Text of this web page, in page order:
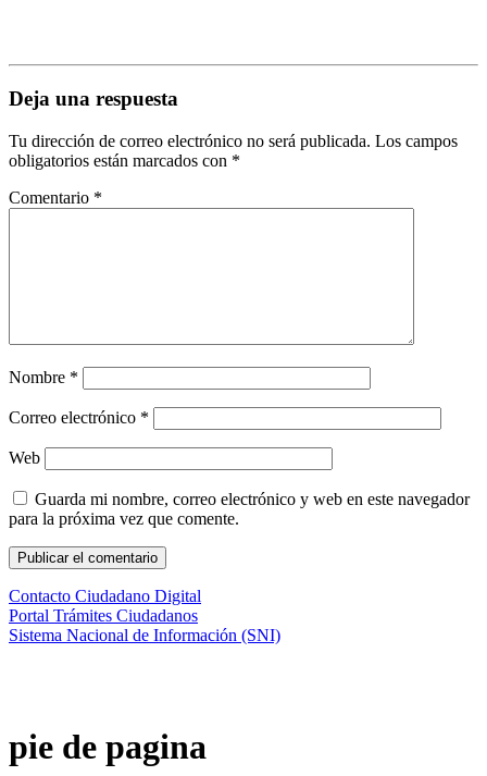
Deja una respuesta
Tu dirección de correo electrónico no será publicada. Los campos
obligatorios están marcados con *
Comentario *
Nombre *
Correo electrónico *
Web
Guarda mi nombre, correo electrónico y web en este navegador
para la próxima vez que comente.
Contacto Ciudadano Digital
Portal Trámites Ciudadanos
Sistema Nacional de Información (SNI)
pie de pagina